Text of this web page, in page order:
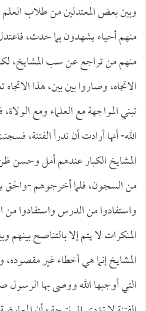
وبين بعض المعتدلين من طلاب
منهم أحياء يشهدون بما حدث،
منهم من تراجع عن سب المشايخ،
الاتجاه، وصاروا بين بين، هذا
تبني المواجهة مع العلماء ومع
الله- أنها أرادت أن تدرأ الفتنة،
المشايخ الكبار عندهم أمل وحسن
من السجون، فلما أخرجوهم -والحق
واستفادوا من الدرس واستفادوا من
المنكرات لا يتم إلا بالتناصح
المشايخ إنما هي أخطاء غير مقصوده،
التي أوجبها الله ووصى بها الرسول